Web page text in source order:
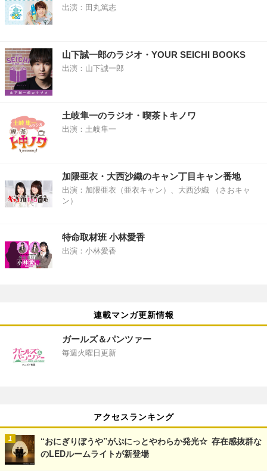
出演：田丸篤志
山下誠一郎のラジオ・YOUR SEICHI BOOKS
出演：山下誠一郎
土岐隼一のラジオ・喫茶トキノワ
出演：土岐隼一
加隈亜衣・大西沙織のキャン丁目キャン番地
出演：加隈亜衣（亜衣キャン）、大西沙織 （さおキャ
ン）
特命取材班 小林愛香
出演：小林愛香
連載マンガ更新情報
ガールズ＆パンツァー
毎週火曜日更新
アクセスランキング
“おにぎりぼうや”がぷにっとやわらか発光☆ 存在感抜群な
のLEDルームライトが新登場